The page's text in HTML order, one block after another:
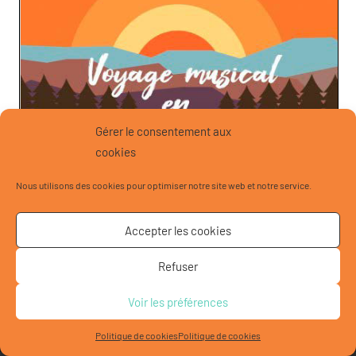
Gérer le consentement aux
cookies
Nous utilisons des cookies pour optimiser notre site web et notre service.
Accepter les cookies
Refuser
Voir les préférences
Politique de cookiesPolitique de cookies
© 2020 Ambar - Designed by Lena Iliady and Isabelle Van